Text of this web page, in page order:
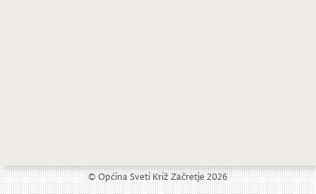
© Općina Sveti Križ Začretje 2026